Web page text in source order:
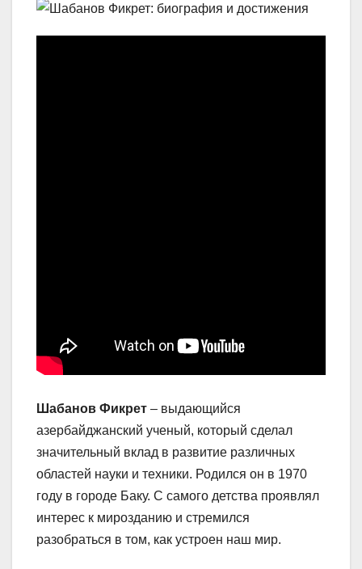
Шабанов Фикрет – выдающийся
азербайджанский ученый, который сделал
значительный вклад в развитие различных
областей науки и техники. Родился он в 1970
году в городе Баку. С самого детства проявлял
интерес к мирозданию и стремился
разобраться в том, как устроен наш мир.